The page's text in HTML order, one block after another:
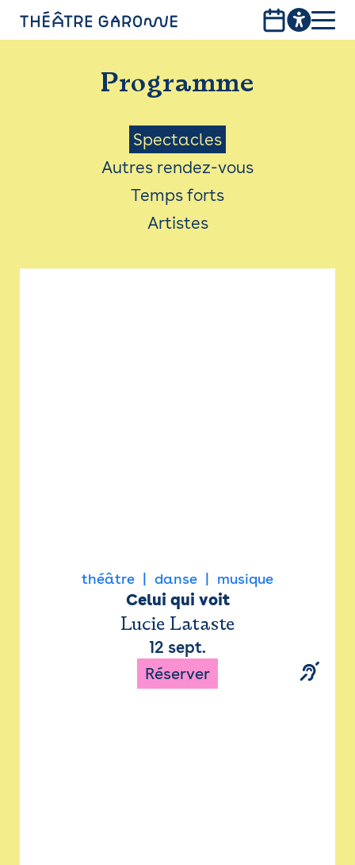
PROGRAMME
INFOS PRATIQUES
AVEC LES PUBLICS
ACCESSIBILITÉ
LES PRODUCTIONS
Programme
Menu
Saison
Spectacles
Autres rendez-vous
Temps forts
Artistes
théâtre danse musique
Celui qui voit
Lucie Lataste
12 sept.
Réserver